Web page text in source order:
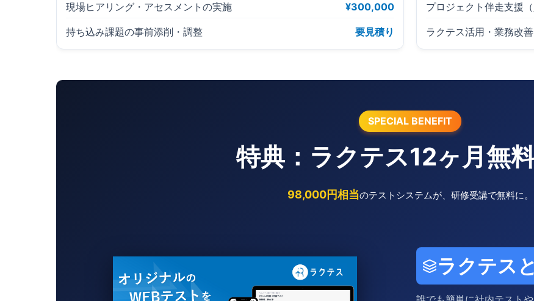
現場ヒアリング・アセスメントの実施 ¥300,000
持ち込み課題の事前添削・調整 要見積り
プロジェクト伴走支援
ラクテス活用・業務改
SPECIAL BENEFIT
特典：ラクテス12ヶ月無
98,000円相当のテストシステムが、研修受講で無料に。
ラクテス